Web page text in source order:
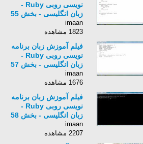
نویسی روبی Ruby -
زبان انگلیسی - بخش 55
imaan
1823 مشاهده
فیلم آموزش زبان برنامه
نویسی روبی Ruby -
زبان انگلیسی - بخش 57
imaan
1676 مشاهده
فیلم آموزش زبان برنامه
نویسی روبی Ruby -
زبان انگلیسی - بخش 58
imaan
2207 مشاهده